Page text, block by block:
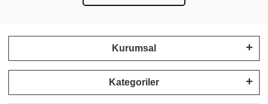
Kurumsal
Kategoriler